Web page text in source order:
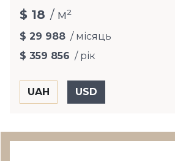
$ 18 / м²
$ 29 988 / місяць
$ 359 856 / рік